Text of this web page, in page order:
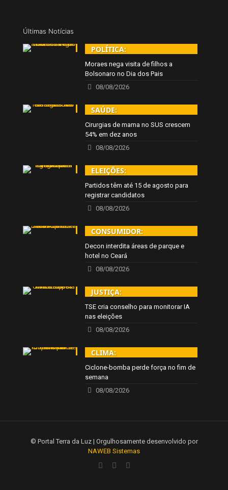
Últimas Notícias
POLÍTICA:
Moraes nega visita de filhos a
Bolsonaro no Dia dos Pais
08/08/2026
SAÚDE:
Cirurgias de mama no SUS crescem
54% em dez anos
08/08/2026
ELEIÇÕES:
Partidos têm até 15 de agosto para
registrar candidatos
08/08/2026
CONSUMIDOR:
Decon interdita áreas de parque e
hotel no Ceará
08/08/2026
JUSTIÇA:
TSE cria conselho para monitorar IA
nas eleições
08/08/2026
CLIMA:
Ciclone-bomba perde força no fim de
semana
08/08/2026
© Portal Terra da Luz | Orgulhosamente desenvolvido por
NAWEB Sistemas